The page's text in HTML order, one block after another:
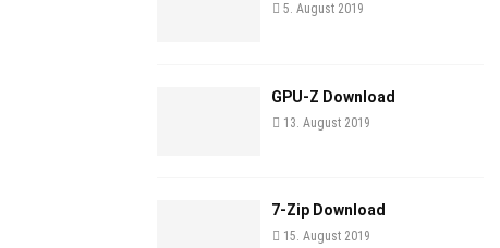
5. August 2019
GPU-Z Download
13. August 2019
7-Zip Download
15. August 2019